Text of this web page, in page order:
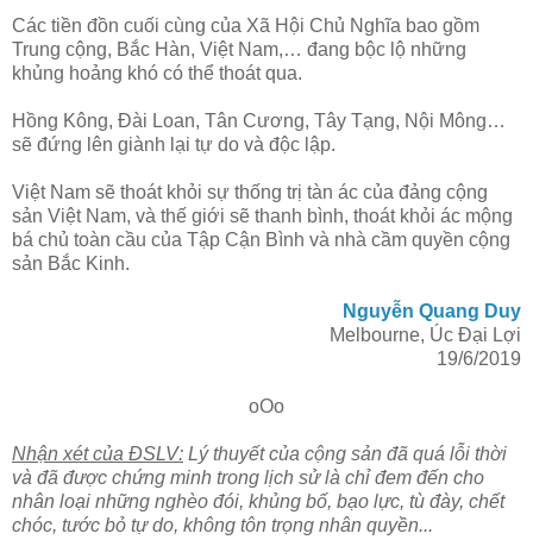
Các tiền đồn cuối cùng của Xã Hội Chủ Nghĩa bao gồm
Trung cộng, Bắc Hàn, Việt Nam,… đang bộc lộ những
khủng hoảng khó có thể thoát qua.
Hồng Kông, Đài Loan, Tân Cương, Tây Tạng, Nội Mông…
sẽ đứng lên giành lại tự do và độc lập.
Việt Nam sẽ thoát khỏi sự thống trị tàn ác của đảng cộng
sản Việt Nam, và thế giới sẽ thanh bình, thoát khỏi ác mộng
bá chủ toàn cầu của Tập Cận Bình và nhà cầm quyền cộng
sản Bắc Kinh.
Nguyễn Quang Duy
Melbourne, Úc Đại Lợi
19/6/2019
oOo
Nhận xét của ĐSLV: Lý thuyết của cộng sản đã quá lỗi thời
và đã được chứng minh trong lịch sử là chỉ đem đến cho
nhân loại những nghèo đói, khủng bố, bạo lực, tù đày, chết
chóc, tước bỏ tự do, không tôn trọng nhân quyền...